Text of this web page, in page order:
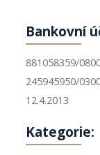
Bankovní
881058359/
245945950/
12.4.2013
Kategorie: